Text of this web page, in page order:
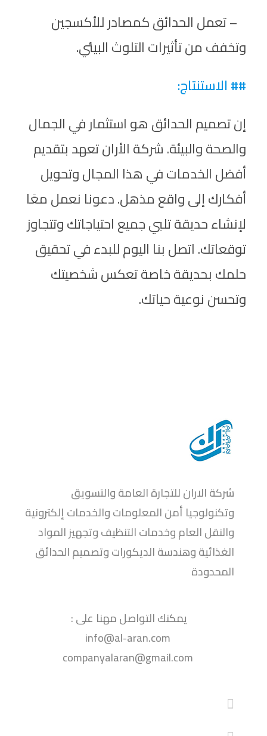
– تعمل الحدائق كمصادر للأكسجين
وتخفف من تأثيرات التلوث البيئي.
## الاستنتاج:
إن تصميم الحدائق هو استثمار في الجمال
والصحة والبيئة. شركة الأران تعهد بتقديم
أفضل الخدمات في هذا المجال وتحويل
أفكارك إلى واقع مذهل. دعونا نعمل معًا
لإنشاء حديقة تلبي جميع احتياجاتك وتتجاوز
توقعاتك. اتصل بنا اليوم للبدء في تحقيق
حلمك بحديقة خاصة تعكس شخصيتك
وتحسن نوعية حياتك.
شركة الاران للتجارة العامة والتسويق
وتكنولوجيا أمن المعلومات والخدمات إلكترونية
والنقل العام وخدمات التنظيف وتجهيز المواد
الغذائية وهندسة الديكورات وتصميم الحدائق
المحدودة
يمكنك التواصل مهنا على :
info@al-aran.com
companyalaran@gmail.com